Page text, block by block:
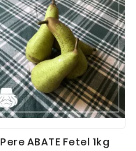
Pere ABATE Fetel 1kg